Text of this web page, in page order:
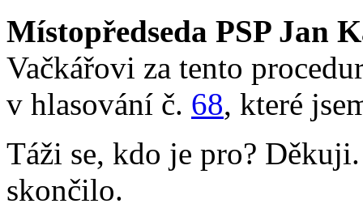
Místopředseda PSP Jan
Vačkářovi za tento
v hlasování č. 68, které
Táži se, kdo je pro?
skončilo.